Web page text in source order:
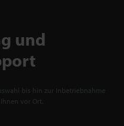
und
bis hin zur Inbetriebnahme
vor Ort.